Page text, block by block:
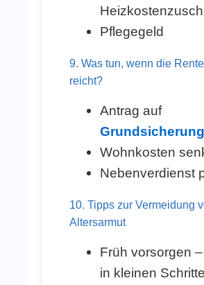
Pflegegeld
9. Was tun, wenn die
reicht?
Antrag auf
Grundsicherung
Wohnkosten
Nebenverdienst
10. Tipps zur Vermeidung
Altersarmut
Früh vorsorgen
in kleinen